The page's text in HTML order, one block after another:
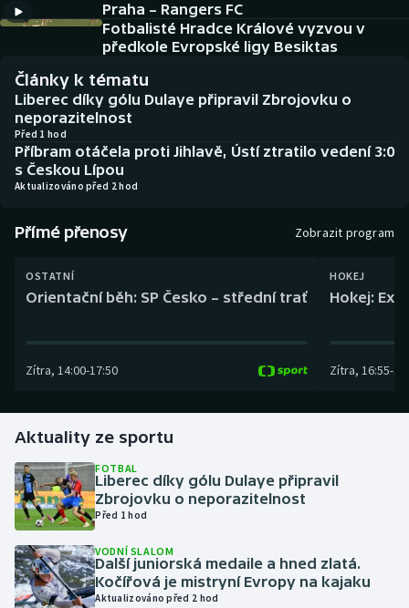
Baseball a softbal
Basketbal
Biatlon
Boby a skeleton
Dostihy
Futsal
Gymnastika
Házená
Jezdectví
Judo
Soutěže
Historické návraty
Aplikace ČT sport
AZ kvíz
Praha – Rangers FC
Fotbalisté Hradce Králové vyzvou v
předkole Evropské ligy Besiktas
Články k tématu
Liberec díky gólu Dulaye připravil Zbrojovku o
neporazitelnost
Před 1 hod
Příbram otáčela proti Jihlavě, Ústí ztratilo vedení 3:0
s Českou Lípou
Aktualizováno před 2 hod
Přímé přenosy Zobrazit program
OSTATNÍ
Orientační běh: SP Česko – střední trať
Zítra, 14:00-17:50
HOKEJ
Hokej:
Zítra, 16:55-
Aktuality ze sportu
FOTBAL
Liberec díky gólu Dulaye připravil
Zbrojovku o neporazitelnost
Před 1 hod
VODNÍ SLALOM
Další juniorská medaile a hned zlatá.
Kočířová je mistryní Evropy na kajaku
Aktualizováno před 2 hod